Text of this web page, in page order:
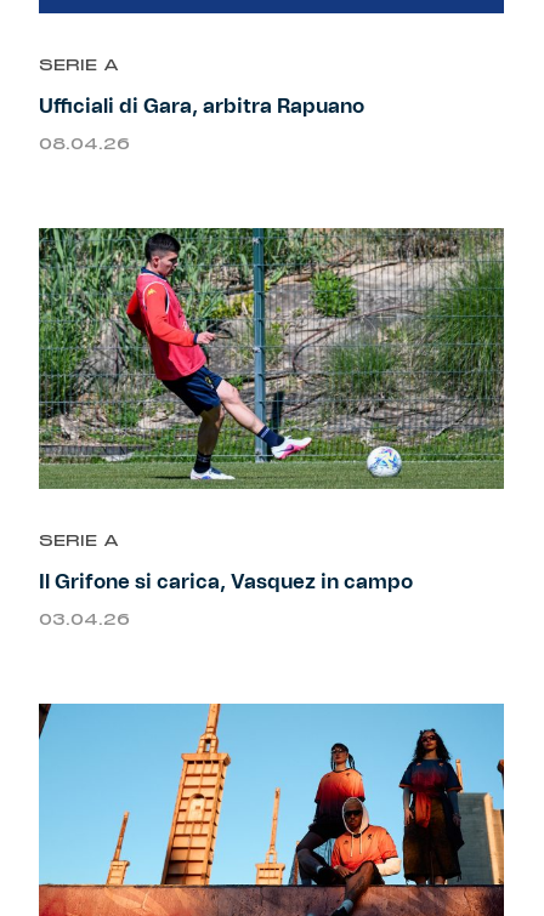
SERIE A
Ufficiali di Gara, arbitra Rapuano
08.04.26
SERIE A
Il Grifone si carica, Vasquez in campo
03.04.26